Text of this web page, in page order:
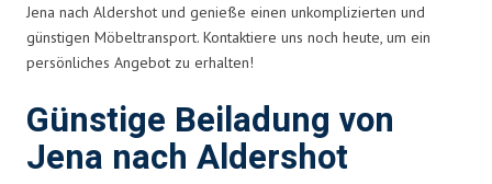
Jena nach Aldershot und genieße einen unkomplizierten und
günstigen Möbeltransport. Kontaktiere uns noch heute, um ein
persönliches Angebot zu erhalten!
Günstige Beiladung von
Jena nach Aldershot